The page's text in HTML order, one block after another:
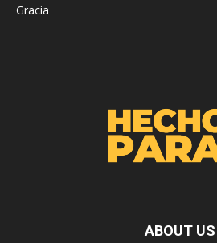
Gracia
ABOUT US